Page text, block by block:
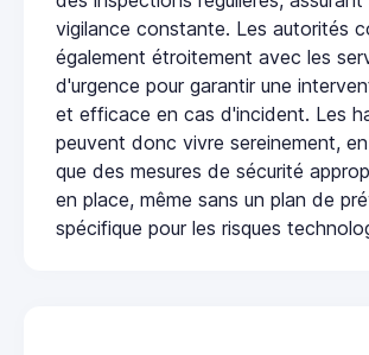
vigilance constante. Les autorités
également étroitement avec les
d'urgence pour garantir une
et efficace en cas d'incident. Les
peuvent donc vivre sereinement,
que des mesures de sécurité
en place, même sans un plan de
spécifique pour les risques